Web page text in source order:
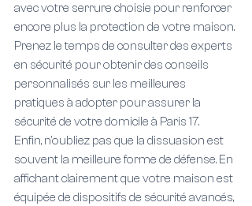
avec votre serrure choisie pour renforcer
encore plus la protection de votre maison.
Prenez le temps de consulter des experts
en sécurité pour obtenir des conseils
personnalisés sur les meilleures
pratiques à adopter pour assurer la
sécurité de votre domicile à Paris 17.
Enfin, n'oubliez pas que la dissuasion est
souvent la meilleure forme de défense. En
affichant clairement que votre maison est
équipée de dispositifs de sécurité avancés,